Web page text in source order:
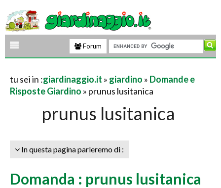
Forum
tu sei in :giardinaggio.it » giardino » Domande e
Risposte Giardino » prunus lusitanica
prunus lusitanica
In questa pagina parleremo di :
Domanda : prunus lusitanica